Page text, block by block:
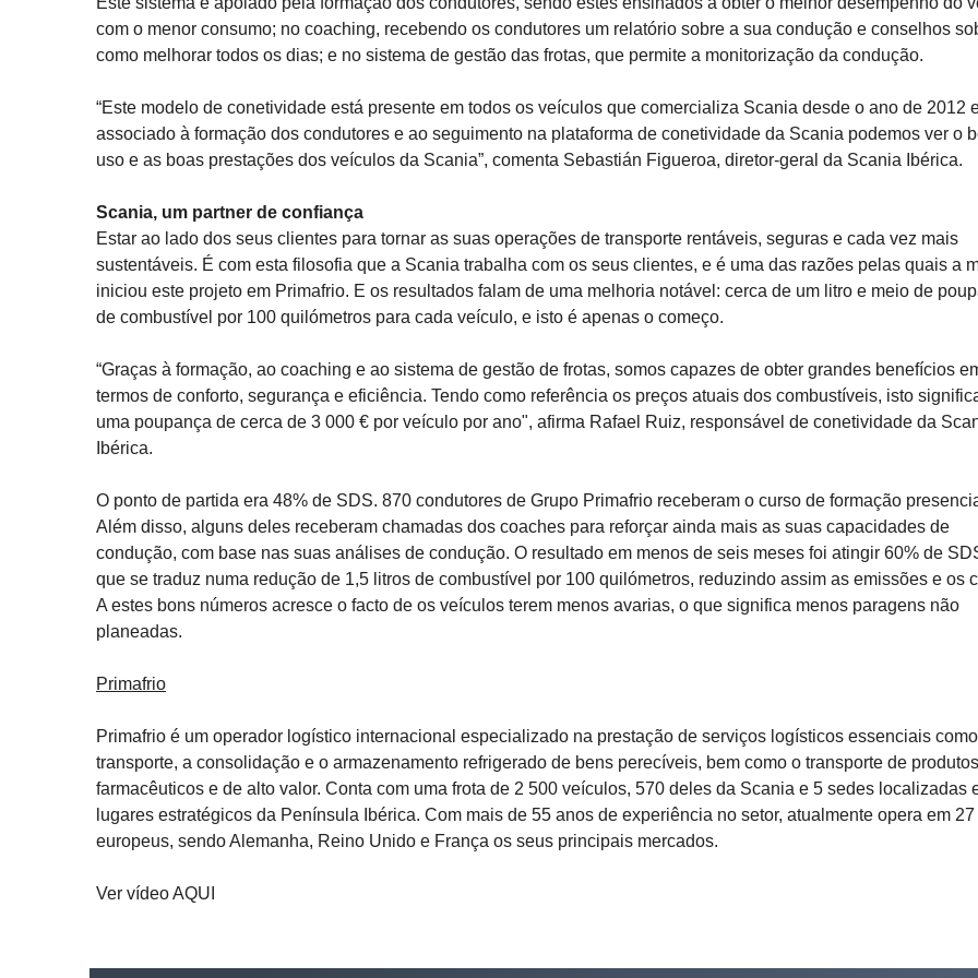
com o menor consumo; no coaching, recebendo os condutores um relatório sobre a sua condução e conselhos
como melhorar todos os dias; e no sistema de gestão das frotas, que permite a monitorização da condução.
“Este modelo de conetividade está presente em todos os veículos que comercializa Scania desde o ano de 2012
associado à formação dos condutores e ao seguimento na plataforma de conetividade da Scania podemos ver o
uso e as boas prestações dos veículos da Scania”, comenta Sebastián Figueroa, diretor-geral da Scania Ibérica.
Scania, um partner de confiança
Estar ao lado dos seus clientes para tornar as suas operações de transporte rentáveis, seguras e cada vez mais
sustentáveis. É com esta filosofia que a Scania trabalha com os seus clientes, e é uma das razões pelas quais a
iniciou este projeto em Primafrio. E os resultados falam de uma melhoria notável: cerca de um litro e meio de
de combustível por 100 quilómetros para cada veículo, e isto é apenas o começo.
“Graças à formação, ao coaching e ao sistema de gestão de frotas, somos capazes de obter grandes benefícios
termos de conforto, segurança e eficiência. Tendo como referência os preços atuais dos combustíveis, isto
uma poupança de cerca de 3 000 € por veículo por ano", afirma Rafael Ruiz, responsável de conetividade da
Ibérica.
O ponto de partida era 48% de SDS. 870 condutores de Grupo Primafrio receberam o curso de formação
Além disso, alguns deles receberam chamadas dos coaches para reforçar ainda mais as suas capacidades de
condução, com base nas suas análises de condução. O resultado em menos de seis meses foi atingir 60% de
que se traduz numa redução de 1,5 litros de combustível por 100 quilómetros, reduzindo assim as emissões e os
A estes bons números acresce o facto de os veículos terem menos avarias, o que significa menos paragens não
planeadas.
Primafrio
Primafrio é um operador logístico internacional especializado na prestação de serviços logísticos essenciais
transporte, a consolidação e o armazenamento refrigerado de bens perecíveis, bem como o transporte de produtos
farmacêuticos e de alto valor. Conta com uma frota de 2 500 veículos, 570 deles da Scania e 5 sedes localizadas
lugares estratégicos da Península Ibérica. Com mais de 55 anos de experiência no setor, atualmente opera em
europeus, sendo Alemanha, Reino Unido e França os seus principais mercados.
Ver vídeo AQUI